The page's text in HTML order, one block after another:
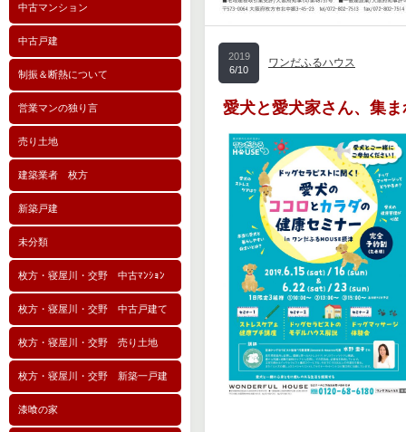
中古マンション
中古戸建
制振＆断熱について
営業マンの独り言
売り土地
建築業者 枚方
新築戸建
未分類
枚方・寝屋川・交野 中古ﾏﾝｼｮﾝ
枚方・寝屋川・交野 中古戸建て
枚方・寝屋川・交野 売り土地
枚方・寝屋川・交野 新築一戸建
漆喰の家
2019
6/10
ワンだふるハウス
愛犬と愛犬家さん、集